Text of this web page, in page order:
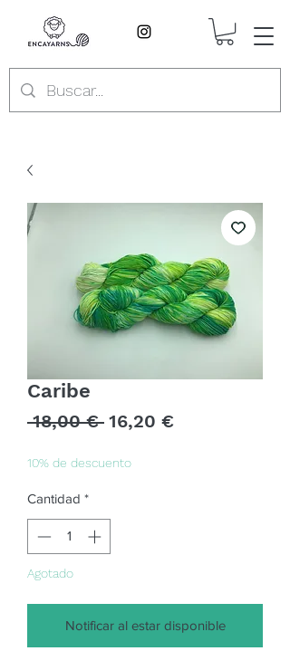
Caribe
18,00 € Precio
16,20 €Precio
10% de descuento
Cantidad *
Agotado
Notificar al estar disponible